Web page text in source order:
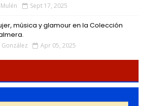
Sept 17, 2025
música y glamour en la Colección
Apr 05, 2025